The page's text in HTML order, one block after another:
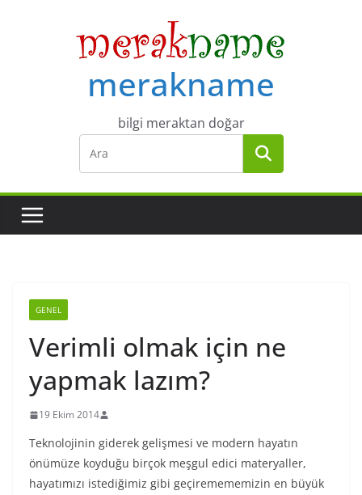
merakname
bilgi meraktan doğar
GENEL
Verimli olmak için ne
yapmak lazım?
19 Ekim 2014
Teknolojinin giderek gelişmesi ve modern hayatın
önümüze koyduğu birçok meşgul edici materyaller,
hayatımızı istediğimiz gibi geçiremememizin en büyük